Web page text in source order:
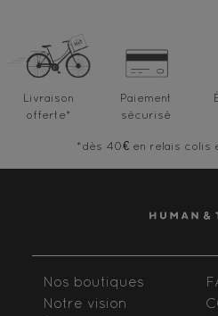
Livraison
offerte*
Paiement
sécurisé
*dès 40€ en relais colis
Nos boutiques
Notre vision